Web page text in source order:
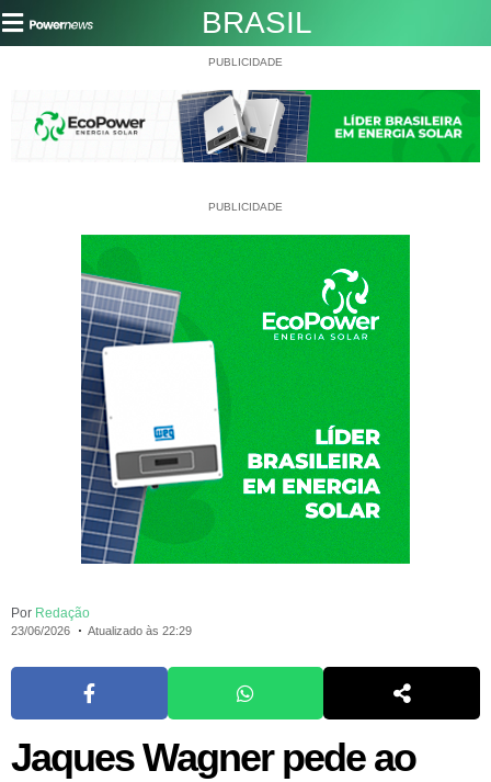
BRASIL
PUBLICIDADE
PUBLICIDADE
Por Redação
23/06/2026 Atualizado às 22:29
Jaques Wagner pede ao